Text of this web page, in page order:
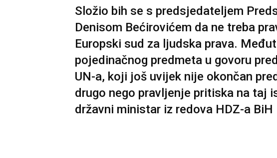
Složio bih se s predsjedateljem
Denisom Bećirovićem da ne treba
Europski sud za ljudska prava.
pojedinačnog predmeta u govoru
UN-a, koji još uvijek nije okončan
drugo nego pravljenje pritiska na taj
državni ministar iz redova HDZ-a BiH